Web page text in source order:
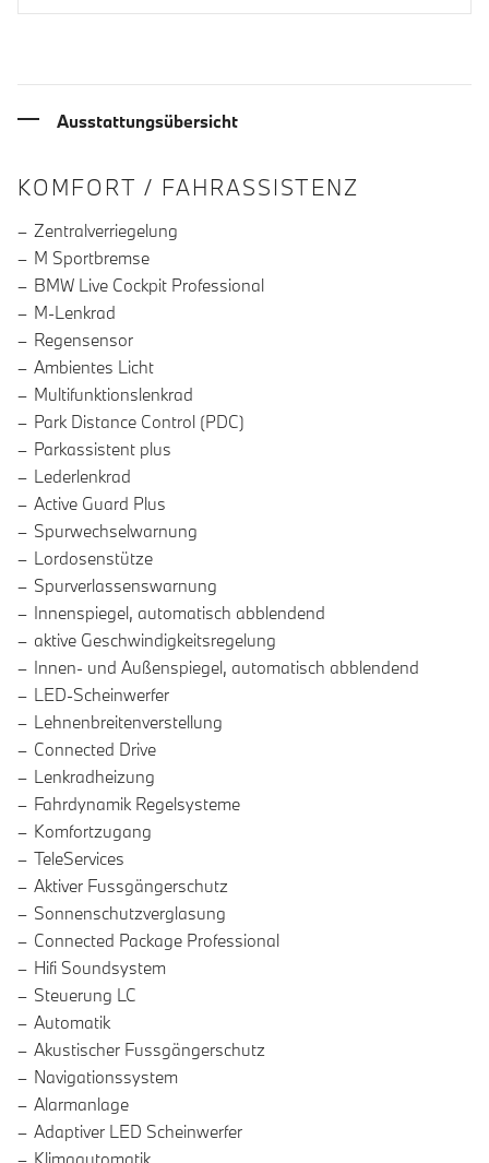
Ausstattungsübersicht
INFORMATIONEN ÜBER DIE
KOMFORT / FAHRASSISTENZ
Zentralverriegelung
M Sportbremse
BMW Live Cockpit Professional
M-Lenkrad
Regensensor
Ambientes Licht
Multifunktionslenkrad
Park Distance Control (PDC)
Parkassistent plus
Lederlenkrad
Active Guard Plus
Spurwechselwarnung
Lordosenstütze
Spurverlassenswarnung
Innenspiegel, automatisch abblendend
aktive Geschwindigkeitsregelung
Innen- und Außenspiegel, automatisch abblendend
LED-Scheinwerfer
Lehnenbreitenverstellung
Connected Drive
Lenkradheizung
Fahrdynamik Regelsysteme
Komfortzugang
TeleServices
Aktiver Fussgängerschutz
Sonnenschutzverglasung
Connected Package Professional
Hifi Soundsystem
Steuerung LC
Automatik
Akustischer Fussgängerschutz
Navigationssystem
Alarmanlage
Adaptiver LED Scheinwerfer